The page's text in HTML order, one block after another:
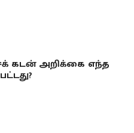
கடன் அறிக்கை எந்த